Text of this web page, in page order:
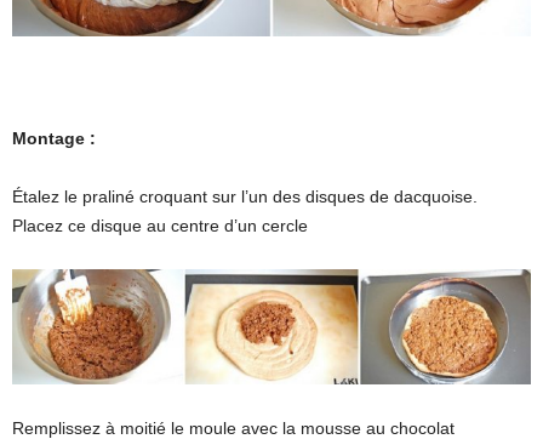
Montage :
Étalez le praliné croquant sur l’un des disques de dacquoise.
Placez ce disque au centre d’un cercle
Remplissez à moitié le moule avec la mousse au chocolat